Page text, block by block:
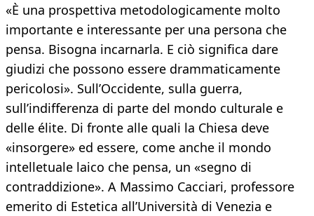
«È una prospettiva metodologicamente molto
importante e interessante per una persona che
pensa. Bisogna incarnarla. E ciò significa dare
giudizi che possono essere drammaticamente
pericolosi». Sull’Occidente, sulla guerra,
sull’indifferenza di parte del mondo culturale e
delle élite. Di fronte alle quali la Chiesa deve
«insorgere» ed essere, come anche il mondo
intelletuale laico che pensa, un «segno di
contraddizione». A Massimo Cacciari, professore
emerito di Estetica all’Università di Venezia e